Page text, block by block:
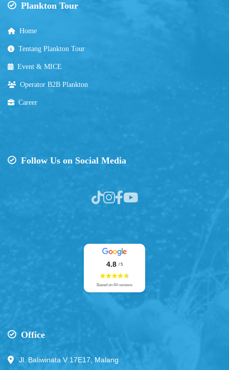
Plankton Tour
Home
Tentang Plankton Tour
Event & MICE
Operator B2B Plankton
Career
Follow Us on Social Media
4.8 / 5
Based on 64 reviews
Office
Jl. Baliwinata V 17E17, Malang